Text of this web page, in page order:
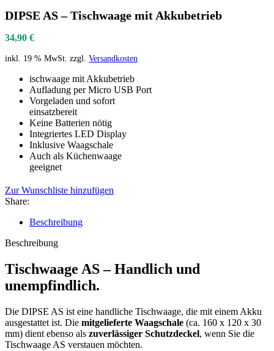
DIPSE AS – Tischwaage mit Akkubetrieb
34,90 €
inkl. 19 % MwSt. zzgl. Versandkosten
ischwaage mit Akkubetrieb
Aufladung per Micro USB Port
Vorgeladen und sofort
einsatzbereit
Keine Batterien nötig
Integriertes LED Display
Inklusive Waagschale
Auch als Küchenwaage
geeignet
Zur Wunschliste hinzufügen
Share:
Beschreibung
Beschreibung
Tischwaage AS – Handlich und
unempfindlich.
Die DIPSE AS ist eine handliche Tischwaage, die mit einem Akku
ausgestattet ist. Die mitgelieferte Waagschale (ca. 160 x 120 x 30
mm) dient ebenso als zuverlässiger Schutzdeckel, wenn Sie die
Tischwaage AS verstauen möchten.